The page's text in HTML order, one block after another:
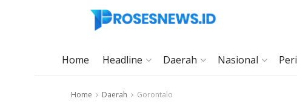
Home Headline Daerah Nasional
Home Daerah Gorontalo